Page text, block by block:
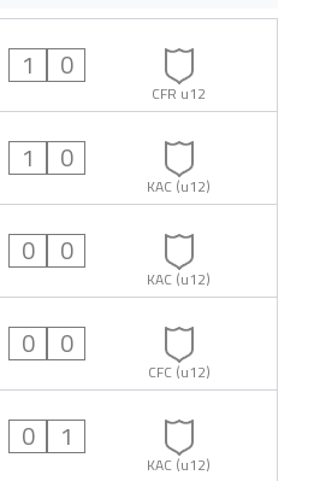
1 0
CFR u12
1 0
KAC (u12)
0 0
KAC (u12)
0 0
CFC (u12)
0 1
KAC (u12)